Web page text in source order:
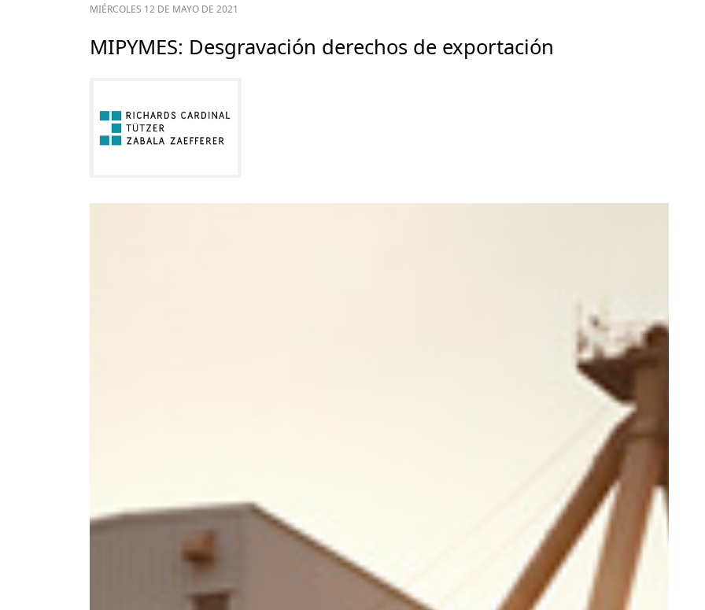
MIÉRCOLES 12 DE MAYO DE 2021
MIPYMES: Desgravación derechos de exportación